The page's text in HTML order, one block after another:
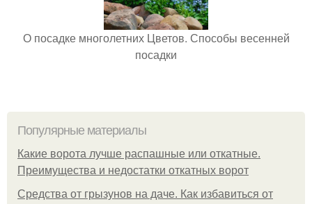
О посадке многолетних Цветов. Способы весенней
посадки
Популярные материалы
Какие ворота лучше распашные или откатные.
Преимущества и недостатки откатных ворот
Средства от грызунов на даче. Как избавиться от